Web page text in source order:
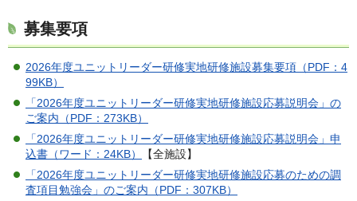
募集要項
2026年度ユニットリーダー研修実地研修施設募集要項（PDF：4
99KB）
「2026年度ユニットリーダー研修実地研修施設応募説明会」の
ご案内（PDF：273KB）
「2026年度ユニットリーダー研修実地研修施設応募説明会」申
込書（ワード：24KB）
【全施設】
「2026年度ユニットリーダー研修実地研修施設応募のための調
査項目勉強会」のご案内（PDF：307KB）